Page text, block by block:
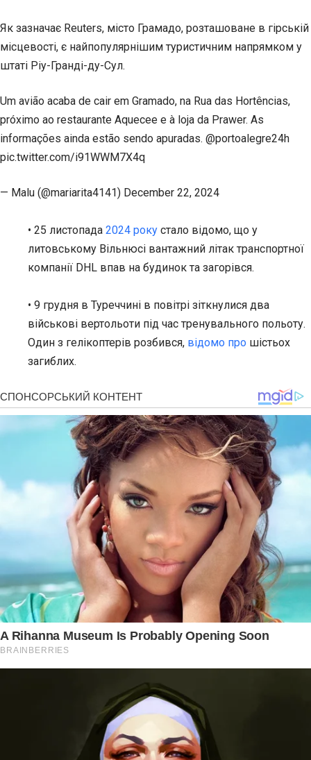
Як зазначає Reuters, місто Грамадо, розташоване в гірській
місцевості, є найпопулярнішим туристичним напрямком у
штаті Ріу-Гранді-ду-Сул.
Um avião acaba de cair em Gramado, na Rua das Hortências,
próximo ao restaurante Aquecee e à loja da Prawer. As
informações ainda estão sendo apuradas. @portoalegre24h
pic.twitter.com/i91WWM7X4q
— Malu (@mariarita4141) December 22, 2024
• 25 листопада 2024 року стало відомо, що у
литовському Вільнюсі вантажний літак транспортної
компанії DHL впав на будинок та загорівся.
• 9 грудня в Туреччині в повітрі зіткнулися два
військові вертольоти під час тренувального польоту.
Один з гелікоптерів розбився, відомо про шістьох
загиблих.